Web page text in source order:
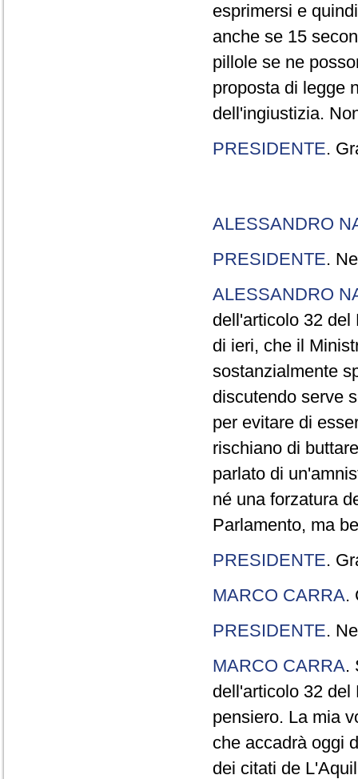
esprimersi e
anche se 15
pillole se ne
proposta di legge
dell'ingiustizia.
PRESIDENTE.
ALESSANDRO
PRESIDENTE.
ALESSANDRO
dell'articolo 32 del
di ieri, che il
sostanzialmente
discutendo serve
per evitare di
rischiano di
parlato di
né una forzatura
Parlamento, ma
PRESIDENTE.
MARCO CARRA.
PRESIDENTE.
MARCO CARRA.
dell'articolo 32 del
pensiero. La mia
che accadrà oggi
dei citati de